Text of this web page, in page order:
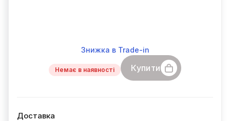
Знижка в Trade-in
Немає в наявності Купити
Доставка